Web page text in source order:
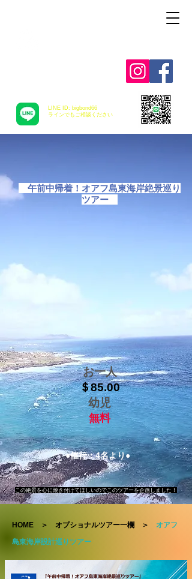
LINE ID: bigbond66
​ラインでもご相談ください
​ 午前中帰着！オアフ島東海岸絶景巡り
ツアー
​お一人
＄85.00
幼児
無料
●催行：4名より●
この絶景を心に焼き付けてほしいのでこのツアーを企画しました！
HOME ＞ オプショナルツアー一欄 ＞ オアフ
島東海岸設計巡りツアー